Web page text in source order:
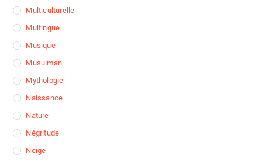
Multiculturelle
Multingue
Musique
Musulman
Mythologie
Naissance
Nature
Négritude
Neige